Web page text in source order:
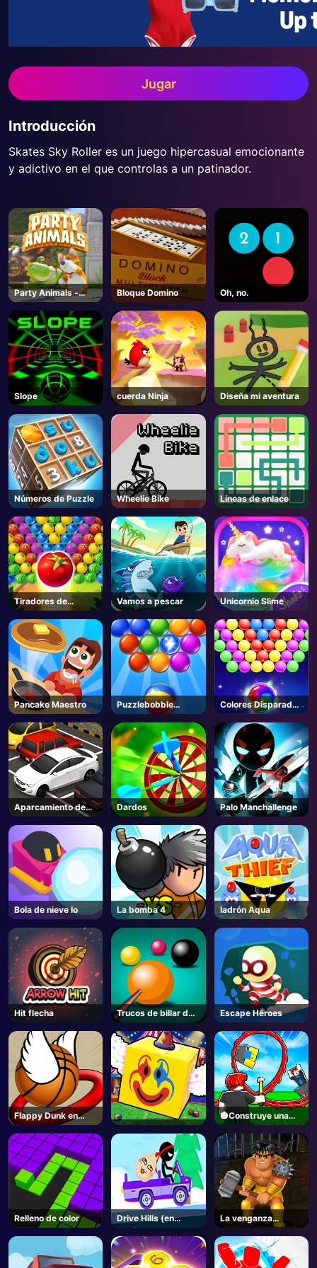
AD
Jugar
Introducción
Skates Sky Roller es un juego hipercasual emocionante
y adictivo en el que controlas a un patinador.
Party Animals -
Steam
Bloque Domino Oh, no.
Slope cuerda Ninja Diseña mi aventura
Números de Puzzle Wheelie Bike Líneas de enlace
Tiradores de
burbujas de frutas
Vamos a pescar Unicornio Slime
Pancake Maestro
Puzzlebobble
Descargar
Colores Disparador
de burbujas
Aparcamiento de
coches
Dardos Palo Manchallenge
Bola de nieve Io La bomba 4 ladrón Aqua
Hit flecha
Trucos de billar de
la mafia
Escape Héroes
Flappy Dunk en
línea
🎃Construye una
montaña rusa🎢 -
Roblox
Relleno de color
Drive Hills (en
inglés)
La venganza
salvaje